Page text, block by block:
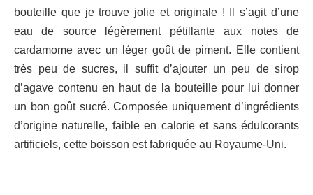
bouteille que je trouve jolie et originale ! Il s’agit d’une
eau de source légèrement pétillante aux notes de
cardamome avec un léger goût de piment. Elle contient
très peu de sucres, il suffit d’ajouter un peu de sirop
d’agave contenu en haut de la bouteille pour lui donner
un bon goût sucré. Composée uniquement d’ingrédients
d’origine naturelle, faible en calorie et sans édulcorants
artificiels, cette boisson est fabriquée au Royaume-Uni.